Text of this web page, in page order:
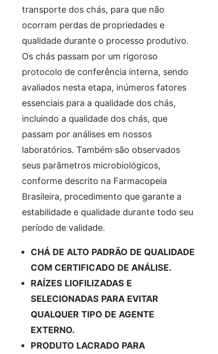
transporte dos chás, para que não
ocorram perdas de propriedades e
qualidade durante o processo produtivo.
Os chás passam por um rigoroso
protocolo de conferência interna, sendo
avaliados nesta etapa, inúmeros fatores
essenciais para a qualidade dos chás,
incluindo a qualidade dos chás, que
passam por análises em nossos
laboratórios. Também são observados
seus parâmetros microbiológicos,
conforme descrito na Farmacopeia
Brasileira, procedimento que garante a
estabilidade e qualidade durante todo seu
período de validade.
CHÁ DE ALTO PADRÃO DE QUALIDADE
COM CERTIFICADO DE ANÁLISE.
RAÍZES LIOFILIZADAS E
SELECIONADAS PARA EVITAR
QUALQUER TIPO DE AGENTE
EXTERNO.
PRODUTO LACRADO PARA